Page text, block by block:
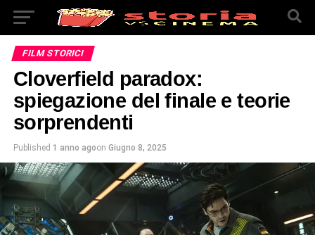
FILM STORICI
Cloverfield paradox:
spiegazione del finale e teorie
sorprendenti
Published 1 anno agoon Giugno 8, 2025